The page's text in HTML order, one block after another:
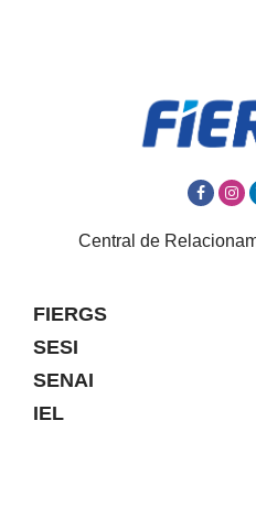
Central de
FIERGS
SESI
SENAI
IEL